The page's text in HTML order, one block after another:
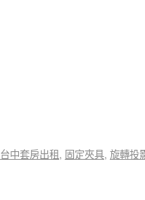
台中套房出租, 固定夾具, 旋轉投